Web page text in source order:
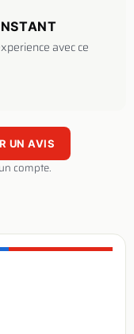
avec ce
UN AVIS
compte.